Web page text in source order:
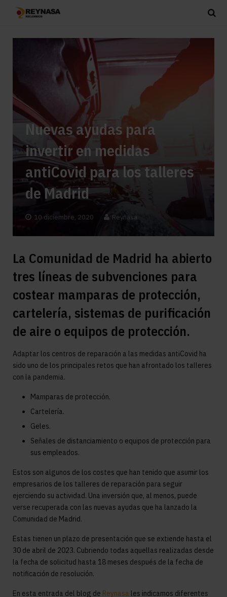
Nuevas ayudas para
invertir en medidas
antiCovid para los talleres
de Madrid
10 diciembre, 2020 Reynasa
La Comunidad de Madrid ha abierto
tres líneas de subvenciones para
costear mamparas de protección,
cartelería, sistemas de purificación
de aire o equipos de protección.
Adaptar los centros de reparación a las medidas antiCovid ha
sido uno de los principales retos que han afrontado los talleres
con la pandemia.
Mamparas de protección.
Cartelería.
Geles.
Señales de distanciamiento o equipos de protección para
sus empleados.
Estos son algunos de los costes que han tenido que asumir los
empresarios de los talleres de reparación para seguir
ejerciendo su actividad. Una inversión que, al menos, puede
verse recuperada con las nuevas ayudas que ha lanzado la
Comunidad de Madrid.
Estas tienen un plazo de presentación que se extiende hasta el
30 de abril de 2023. Cubriendo todas aquellas realizadas desde
la fecha de solicitud hasta 18 meses después de la fecha de
notificación de resolución.
En esta entrada del blog de Reynasa les indicamos diferentes